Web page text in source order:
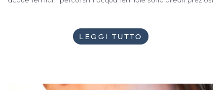
...
LEGGI TUTTO